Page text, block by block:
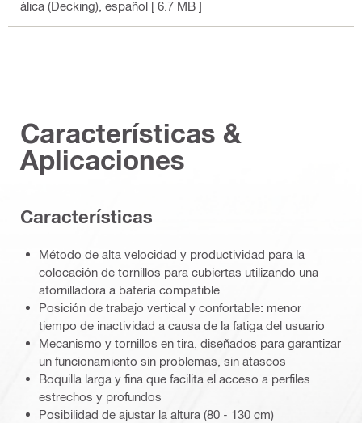
álica (Decking) , español [ 6.7 MB ]
Características &
Aplicaciones
Características
Método de alta velocidad y productividad para la
colocación de tornillos para cubiertas utilizando una
atornilladora a batería compatible
Posición de trabajo vertical y confortable: menor
tiempo de inactividad a causa de la fatiga del usuario
Mecanismo y tornillos en tira, diseñados para garantizar
un funcionamiento sin problemas, sin atascos
Boquilla larga y fina que facilita el acceso a perfiles
estrechos y profundos
Posibilidad de ajustar la altura (80 - 130 cm)